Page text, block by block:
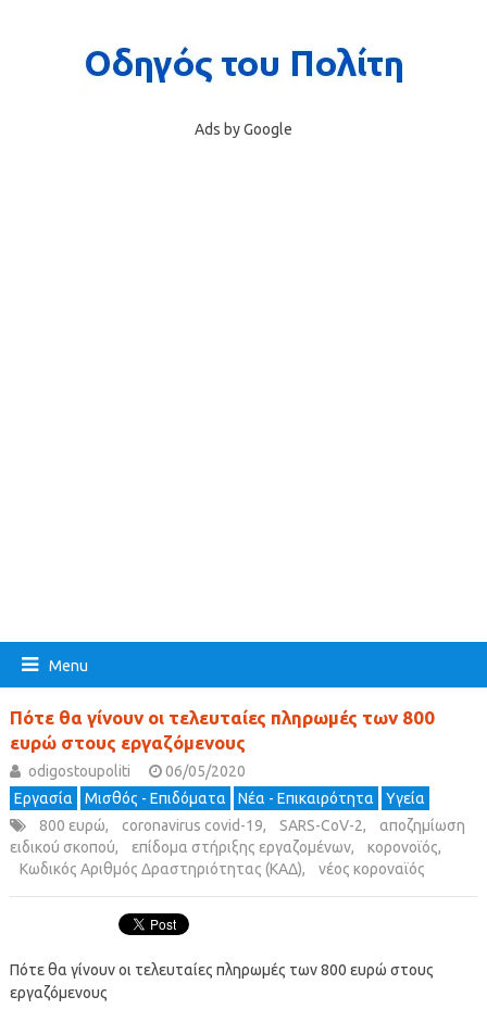
Ads by Google
Menu
Πότε θα γίνουν οι τελευταίες πληρωμές των 800
ευρώ στους εργαζόμενους
odigostoupoliti
06/05/2020
Εργασία
Μισθός - Επιδόματα Νέα - Επικαιρότητα
Υγεία
800 ευρώ, coronavirus covid-19, SARS-CoV-2,
αποζημίωση
ειδικού σκοπού, επίδομα στήριξης εργαζομένων, κορονοϊός,
Κωδικός Αριθμός Δραστηριότητας (ΚΑΔ), νέος κοροναϊός
Πότε θα γίνουν οι τελευταίες πληρωμές των 800 ευρώ στους
εργαζόμενους